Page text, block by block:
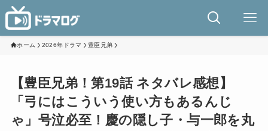
ホーム 2026年ドラマ 豊臣兄弟
【豊臣兄弟！第19話 ネタバレ感想】
「弓にはこういう使い方もあるんじ
ゃ」号泣必至！慶の隠し子・与一郎を丸